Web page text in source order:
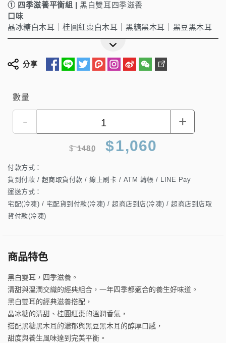
① 四季滋養平衡組 |黑白雙耳四季滋養
口味
晶冰糖白木耳｜桂圓紅棗白木耳｜黑糖黑木耳｜黑豆黑木耳
分享
數量
- +
$1480 $1,060
付款方式：
貨到付款 / 超商取貨付款 / 線上刷卡 / ATM 轉帳 / LINE Pay
運送方式：
宅配(冷凍) / 宅配貨到付款(冷凍) / 超商店到店(冷凍) / 超商店到店取
貨付款(冷凍)
商品特色
黑白雙耳，四季滋養。
清甜與溫潤交織的經典組合，一年四季都適合的養生好味道。
黑白雙耳的經典滋養搭配，
晶冰糖的清甜、桂圓紅棗的溫潤香氣，
搭配黑糖黑木耳的濃郁與黑豆黑木耳的醇厚口感，
甜度與養生風味達到完美平衡。